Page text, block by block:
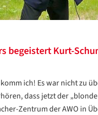
begeistert Kurt-
ich! Es war nicht zu
dass jetzt der
Zentrum der AWO in